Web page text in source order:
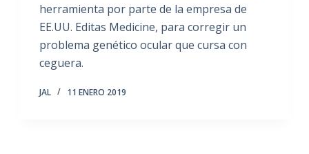
herramienta por parte de la empresa de
EE.UU. Editas Medicine, para corregir un
problema genético ocular que cursa con
ceguera.
JAL 11 ENERO 2019